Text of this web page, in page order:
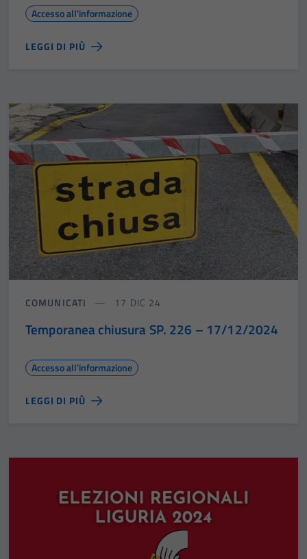
Accesso all'informazione
LEGGI DI PIÙ
COMUNICATI 17 DIC 24
Temporanea chiusura SP. 226 – 17/12/2024
Accesso all'informazione
LEGGI DI PIÙ